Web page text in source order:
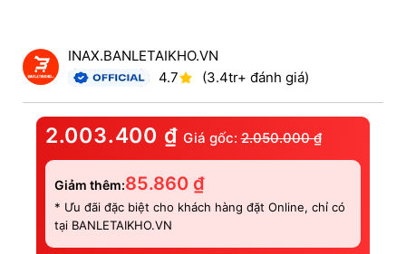
INAX.BANLETAIKHO.VN
4.7
(3.4tr+ đánh giá)
2.003.400 ₫ Giá gốc: 2.050.000₫
Giảm thêm:85.860 ₫
* Ưu đãi đặc biệt cho khách hàng đặt Online, chỉ có
tại BANLETAIKHO.VN